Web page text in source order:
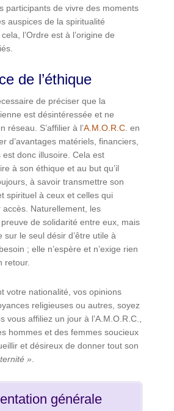
participants de vivre des moments
auspices de la spiritualité
l’Ordre est à l’origine de
de l’éthique
de préciser que la
est désintéressée et ne
réseau. S’affilier à l’A.M.O.R.C . en
d’avantages matériels, financiers,
donc illusoire. Cela est
à son éthique et au but qu’il
à savoir transmettre son
spirituel à ceux et celles qui
Naturellement, les
de solidarité entre eux, mais
sur le seul désir d’être utile à
; elle n’espère et n’exige rien
retour.
votre nationalité, vos opinions
religieuses ou autres, soyez
vous affiliez un jour à l’A.M.O.R.C.,
hommes et des femmes soucieux
et désireux de donner tout son
»
générale